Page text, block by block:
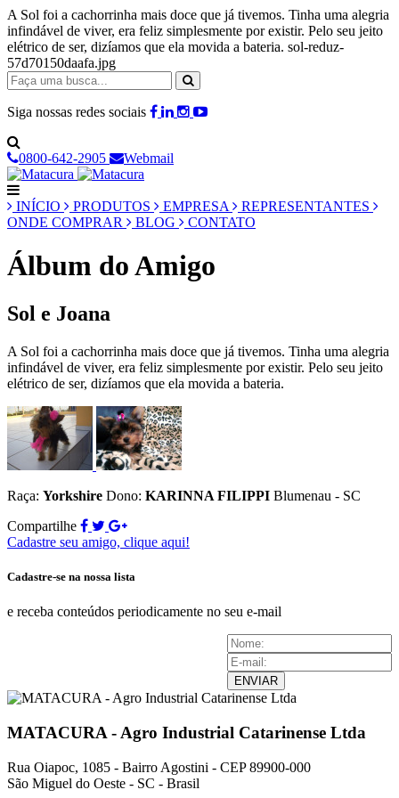
A Sol foi a cachorrinha mais doce que já tivemos. Tinha uma alegria
infindável de viver, era feliz simplesmente por existir. Pelo seu jeito
elétrico de ser, dizíamos que ela movida a bateria. sol-reduz-
57d70150daafa.jpg
Siga nossas redes sociais
0800-642-2905 Webmail
INÍCIO PRODUTOS EMPRESA
REPRESENTANTES
ONDE COMPRAR
BLOG CONTATO
Álbum do Amigo
Sol e Joana
A Sol foi a cachorrinha mais doce que já tivemos. Tinha uma alegria
infindável de viver, era feliz simplesmente por existir. Pelo seu jeito
elétrico de ser, dizíamos que ela movida a bateria.
Raça: Yorkshire Dono: KARINNA FILIPPI Blumenau - SC
Compartilhe
Cadastre seu amigo, clique aqui!
Cadastre-se na nossa lista
e receba conteúdos periodicamente no seu e-mail
ENVIAR
MATACURA - Agro Industrial Catarinense Ltda
Rua Oiapoc, 1085 - Bairro Agostini - CEP 89900-000
São Miguel do Oeste - SC - Brasil